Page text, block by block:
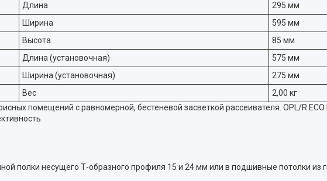
Длина
295 мм
Ширина
595 мм
Высота
85 мм
Длина (установочная)
575 мм
Ширина (установочная)
275 мм
Вес
2,00 кг
помещений с равномерной, бестеневой засветкой рассеивателя. OPL/R
полки несущего Т-образного профиля 15 и 24 мм или в подшивные потолки из